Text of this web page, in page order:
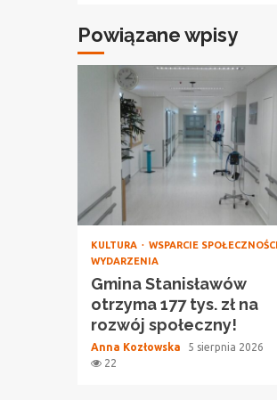
Powiązane wpisy
KULTURA
WSPARCIE SPOŁECZNOŚCI
WYDARZENIA
Gmina Stanisławów
otrzyma 177 tys. zł na
rozwój społeczny!
Anna Kozłowska
5 sierpnia 2026
22